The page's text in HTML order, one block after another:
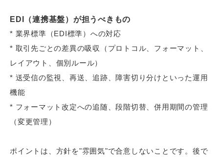
EDI（連携基盤）が担うべきもの
* 業界標準（EDI標準）への対応
* 取引先ごとの差異の吸収（プロトコル、フォーマット、
レイアウト、個別ルール）
* 送受信の監視、再送、追跡、障害切り分けといった運用
機能
* フォーマット改定への追随、段階切替、併用期間の管理
（変更管理）
ポイントは、方針を"雰囲気"で合意しないことです。後で